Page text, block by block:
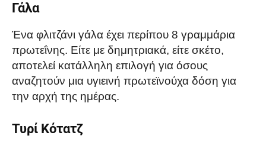
Γάλα
Ένα φλιτζάνι γάλα έχει περίπου 8 γραμμάρια
πρωτεΐνης. Είτε με δημητριακά, είτε σκέτο,
αποτελεί κατάλληλη επιλογή για όσους
αναζητούν μια υγιεινή πρωτεϊνούχα δόση για
την αρχή της ημέρας.
Τυρί Κότατζ